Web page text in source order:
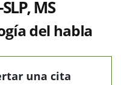
MS
del habla
una cita